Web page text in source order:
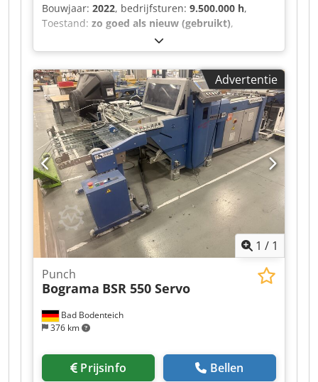
Bouwjaar: 2022, bedrijfsturen: 9.500.000 h,
Toestand: zo goed als nieuw (gebruikt),
volledig functioneel
machine-/voertuignummer:4131.05/22, -
Bograma BSR 550 Servo met palletinvoer -
Cilinderverwarming -Lezer voor
drukontwerpmarkeringen -Aansluitkast voor het
aansturen van een extern vacuümventiel -
Stapeluitvoersysteem STA 550BK voor maximaal
9 vellen -Capaciteit: 12.000 vellen/uur, 165
m/min -Minimaal formaat: 210 x 297 mm -
Maximaal formaat: 550 x 750 mm Dodszl Skpepfx
Aavokr
Advertentie
1 / 1
Bad Bodenteich
376 km
Punch
Bograma BSR 550 Servo
Prijsinfo Bellen